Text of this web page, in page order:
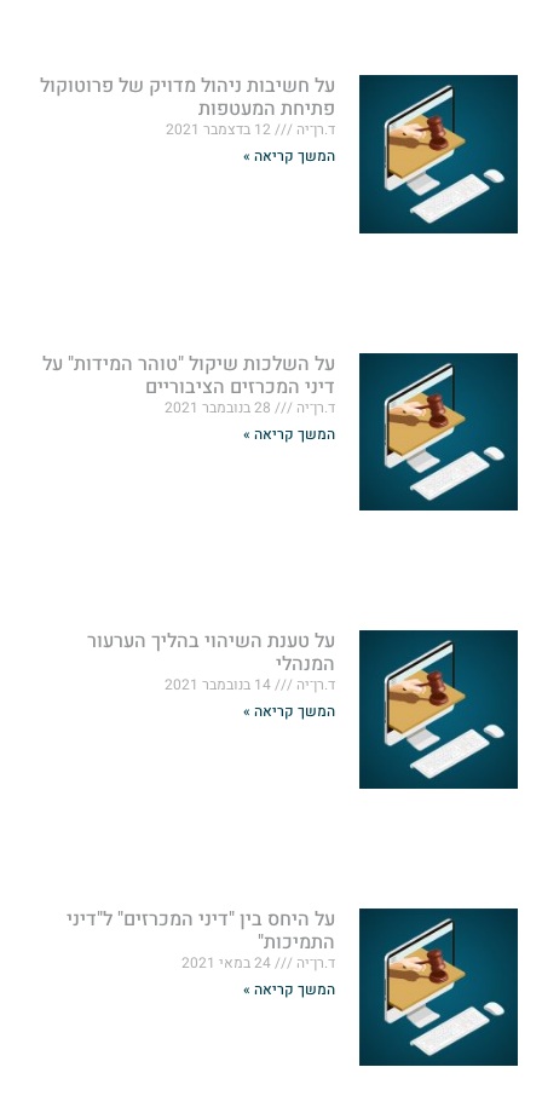
על חשיבות ניהול מדויק של פרוטוקול
פתיחת המעטפות
ד.רן־יה
12 בדצמבר 2021
המשך קריאה »
על השלכות שיקול "טוהר המידות" על
דיני המכרזים הציבוריים
ד.רן־יה
28 בנובמבר 2021
המשך קריאה »
על טענת השיהוי בהליך הערעור
המנהלי
ד.רן־יה
14 בנובמבר 2021
המשך קריאה »
על היחס בין "דיני המכרזים" ל"דיני
התמיכות"
ד.רן־יה
24 במאי 2021
המשך קריאה »